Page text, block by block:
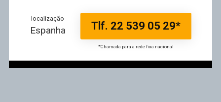
localização
Espanha Tlf. 22 539 05 29*
*Chamada para a rede fixa nacional